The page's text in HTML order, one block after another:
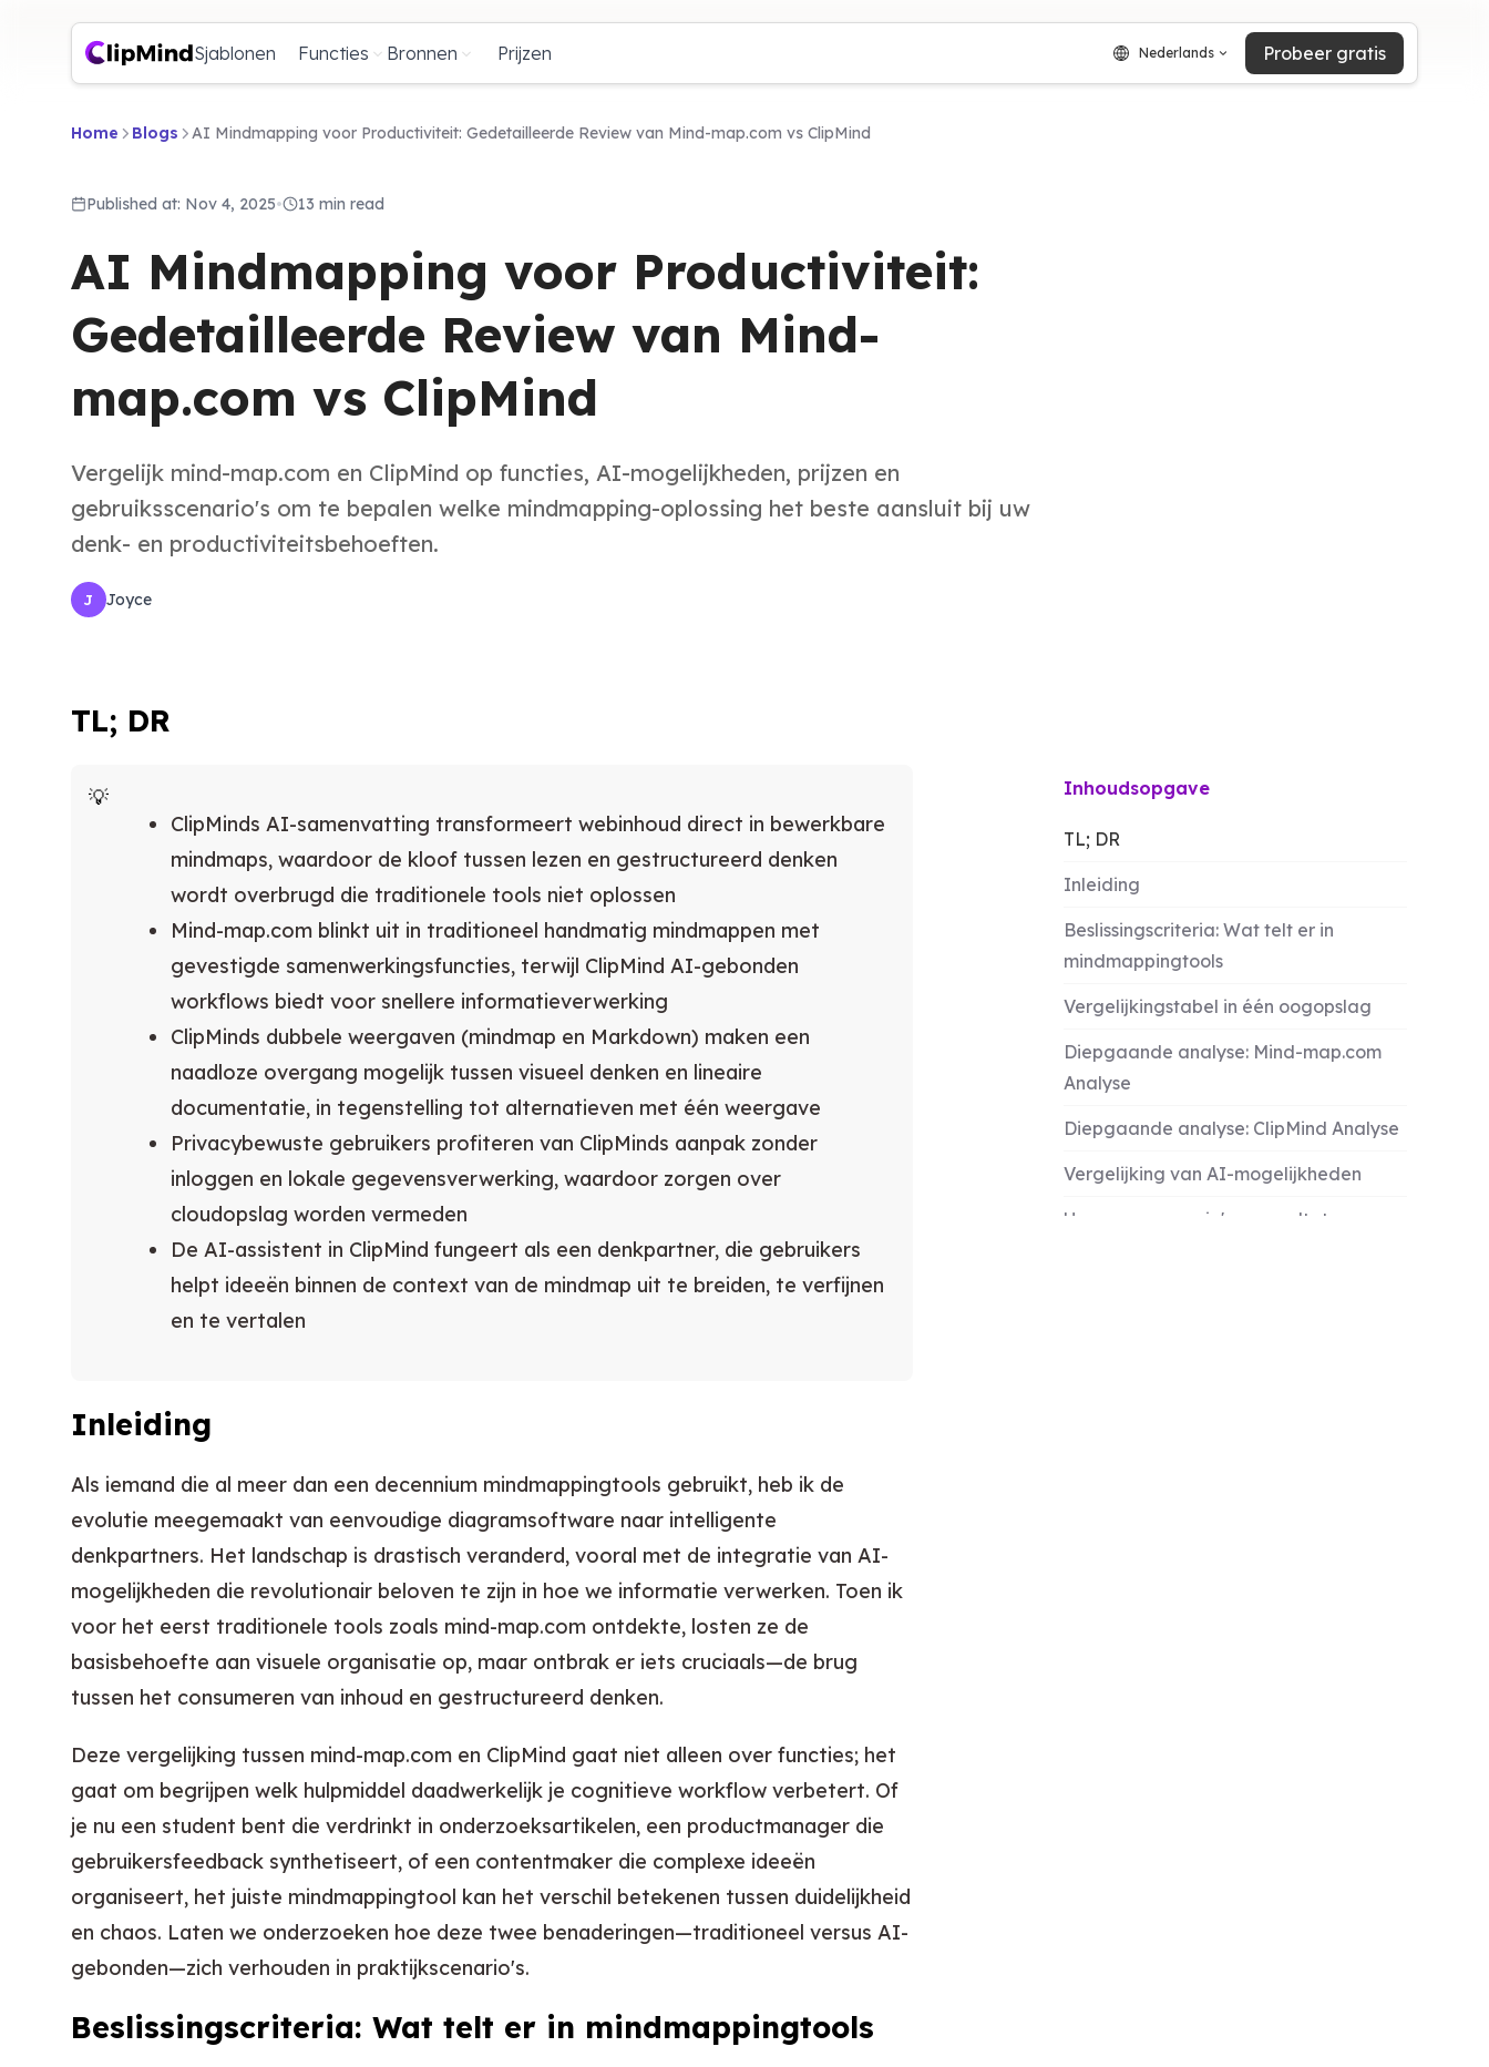
Sjablonen Functies Bronnen Prijzen Nederlands Probeer gratis
Home Blogs AI Mindmapping voor Productiviteit: Gedetailleerde Review van Mind-map.com vs ClipMind
Published at: Nov 4, 2025• 13 min read
AI Mindmapping voor Productiviteit:
Gedetailleerde Review van Mind-
map.com vs ClipMind
Vergelijk mind-map.com en ClipMind op functies, AI-mogelijkheden, prijzen en
gebruiksscenario's om te bepalen welke mindmapping-oplossing het beste aansluit bij uw
denk- en productiviteitsbehoeften.
J Joyce
TL; DR
ClipMinds AI-samenvatting transformeert webinhoud direct in bewerkbare
mindmaps, waardoor de kloof tussen lezen en gestructureerd denken
wordt overbrugd die traditionele tools niet oplossen
Mind-map.com blinkt uit in traditioneel handmatig mindmappen met
gevestigde samenwerkingsfuncties, terwijl ClipMind AI-gebonden
workflows biedt voor snellere informatieverwerking
ClipMinds dubbele weergaven (mindmap en Markdown) maken een
naadloze overgang mogelijk tussen visueel denken en lineaire
documentatie, in tegenstelling tot alternatieven met één weergave
Privacybewuste gebruikers profiteren van ClipMinds aanpak zonder
inloggen en lokale gegevensverwerking, waardoor zorgen over
cloudopslag worden vermeden
De AI-assistent in ClipMind fungeert als een denkpartner, die gebruikers
helpt ideeën binnen de context van de mindmap uit te breiden, te verfijnen
en te vertalen
Inleiding
Als iemand die al meer dan een decennium mindmappingtools gebruikt, heb ik de
evolutie meegemaakt van eenvoudige diagramsoftware naar intelligente
denkpartners. Het landschap is drastisch veranderd, vooral met de integratie van AI-
mogelijkheden die revolutionair beloven te zijn in hoe we informatie verwerken. Toen ik
voor het eerst traditionele tools zoals mind-map.com ontdekte, losten ze de
basisbehoefte aan visuele organisatie op, maar ontbrak er iets cruciaals—de brug
tussen het consumeren van inhoud en gestructureerd denken.
Deze vergelijking tussen mind-map.com en ClipMind gaat niet alleen over functies; het
gaat om begrijpen welk hulpmiddel daadwerkelijk je cognitieve workflow verbetert. Of
je nu een student bent die verdrinkt in onderzoeksartikelen, een productmanager die
gebruikersfeedback synthetiseert, of een contentmaker die complexe ideeën
organiseert, het juiste mindmappingtool kan het verschil betekenen tussen duidelijkheid
en chaos. Laten we onderzoeken hoe deze twee benaderingen—traditioneel versus AI-
gebonden—zich verhouden in praktijkscenario's.
Beslissingscriteria: Wat telt er in mindmappingtools
Inhoudsopgave
TL; DR
Inleiding
Beslissingscriteria: Wat telt er in
mindmappingtools
Vergelijkingstabel in één oogopslag
Diepgaande analyse: Mind-map.com
Analyse
Diepgaande analyse: ClipMind Analyse
Vergelijking van AI-mogelijkheden
Use case-scenario's en resultaten